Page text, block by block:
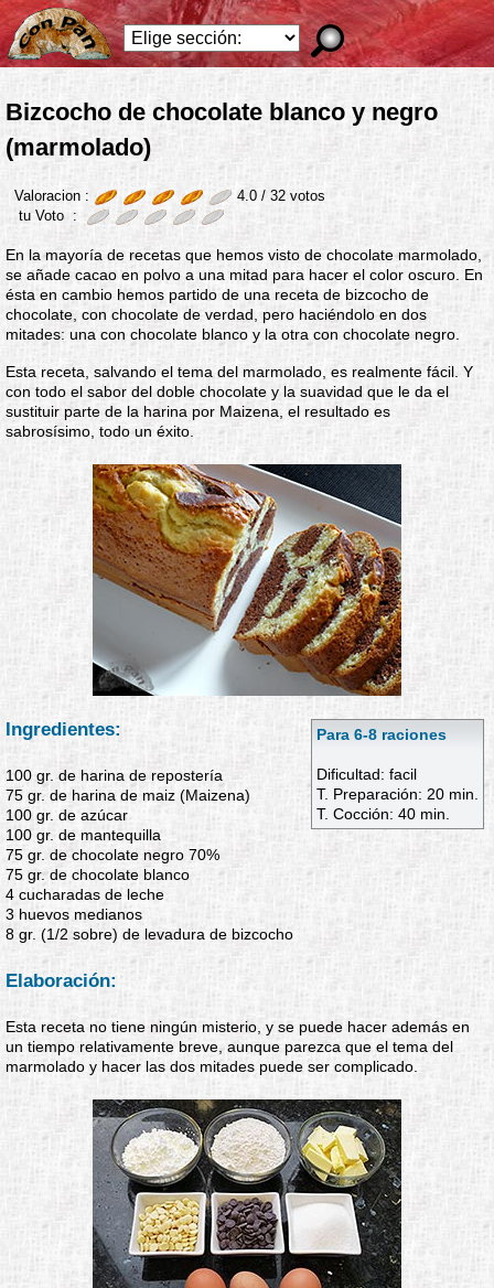
Bizcocho de chocolate blanco y negro
(marmolado)
Valoracion : 4.0 /32 votos
tu Voto :
En la mayoría de recetas que hemos visto de chocolate marmolado,
se añade cacao en polvo a una mitad para hacer el color oscuro. En
ésta en cambio hemos partido de una receta de bizcocho de
chocolate, con chocolate de verdad, pero haciéndolo en dos
mitades: una con chocolate blanco y la otra con chocolate negro.
Esta receta, salvando el tema del marmolado, es realmente fácil. Y
con todo el sabor del doble chocolate y la suavidad que le da el
sustituir parte de la harina por Maizena, el resultado es
sabrosísimo, todo un éxito.
Para 6-8 raciones
Dificultad: facil
T. Preparación: 20 min.
T. Cocción: 40 min.
Ingredientes:
100 gr. de harina de repostería
75 gr. de harina de maiz (Maizena)
100 gr. de azúcar
100 gr. de mantequilla
75 gr. de chocolate negro 70%
75 gr. de chocolate blanco
4 cucharadas de leche
3 huevos medianos
8 gr. (1/2 sobre) de levadura de bizcocho
Elaboración:
Esta receta no tiene ningún misterio, y se puede hacer además en
un tiempo relativamente breve, aunque parezca que el tema del
marmolado y hacer las dos mitades puede ser complicado.